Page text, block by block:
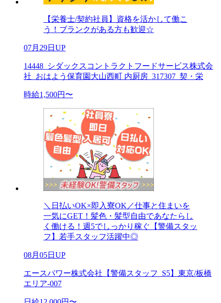
【栄養士/契約社員】資格を活かして働こ
う！ブランクがある方も歓迎☆
07月29日UP
14448_シダックスコントラクトフードサービス株式会
社_おはよう保育園大山西町 内厨房_317307_契・栄
時給1,500円〜
＼日払いOK×即入寮OK／仕事と住まいを
一気にGET！髪色・髪型自由であなたらし
く働ける！週5でしっかり稼ぐ【警備スタッ
フ】若手スタッフ活躍中◎
08月05日UP
エースパワー株式会社【警備スタッフ_S5】東京/板橋
エリア-007